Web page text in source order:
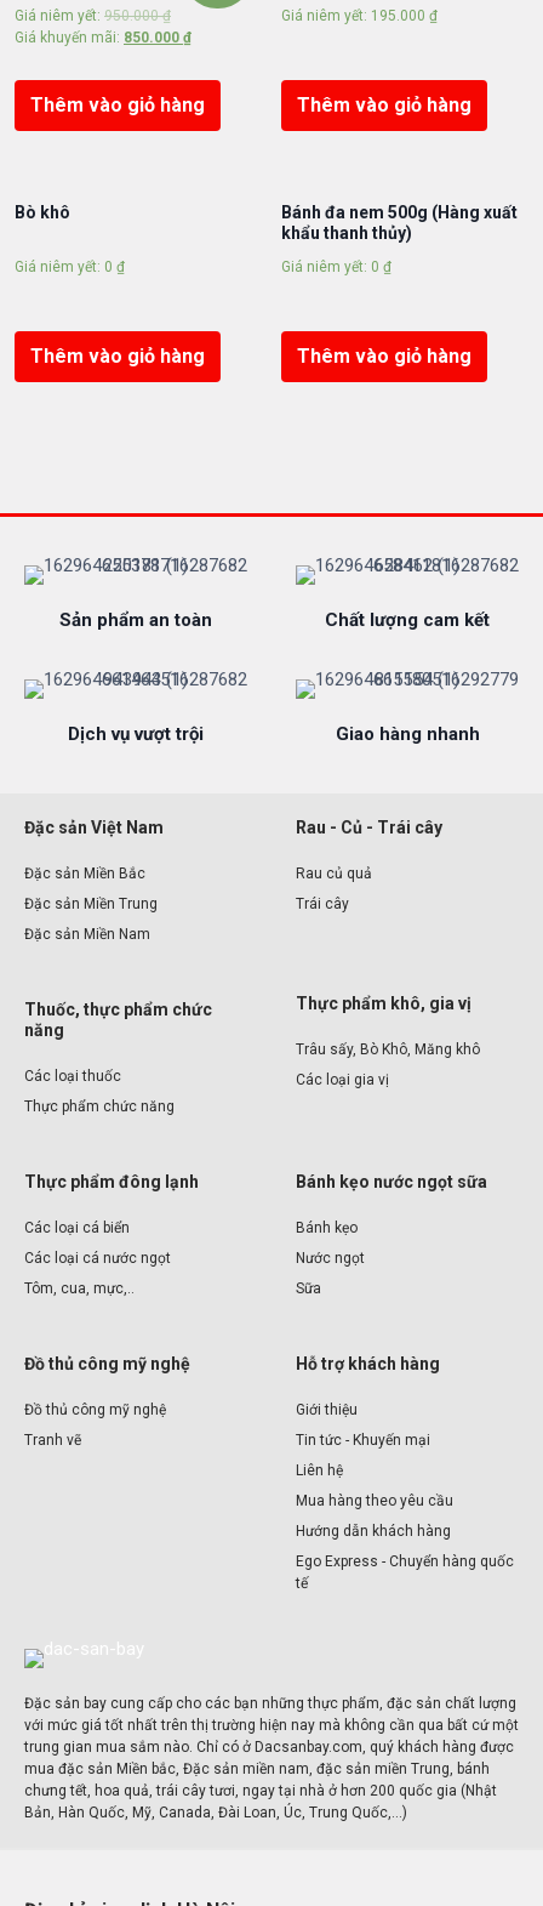
ạ
i
v
ố
ư
g
Giá niêm yết: 950.000₫
Giá khuyến mãi: 850.000 ₫
Thêm vào giỏ hàng
Giá niêm yết: 195.000₫
Thêm vào giỏ hàng
Bò khô
Giá niêm yết: 0 ₫
Thêm vào giỏ hàng
Bánh đa nem 500g (Hàng xuất
khẩu thanh thủy)
Giá niêm yết: 0₫
Thêm vào giỏ hàng
Sản phẩm an toàn Chất lượng cam kết
Dịch vụ vượt trội Giao hàng nhanh
Đặc sản Việt Nam
Đặc sản Miền Bắc
Đặc sản Miền Trung
Đặc sản Miền Nam
Thuốc, thực phẩm chức
năng
Các loại thuốc
Thực phẩm chức năng
Rau - Củ - Trái cây
Rau củ quả
Trái cây
Thực phẩm khô, gia vị
Trâu sấy, Bò Khô, Măng khô
Các loại gia vị
Thực phẩm đông lạnh
Các loại cá biển
Các loại cá nước ngọt
Tôm, cua, mực,..
Đồ thủ công mỹ nghệ
Đồ thủ công mỹ nghệ
Tranh vẽ
Bánh kẹo nước ngọt sữa
Bánh kẹo
Nước ngọt
Sữa
Hỗ trợ khách hàng
Giới thiệu
Tin tức - Khuyến mại
Liên hệ
Mua hàng theo yêu cầu
Hướng dẫn khách hàng
Ego Express - Chuyển hàng quốc
tế
Đặc sản bay cung cấp cho các bạn những thực phẩm, đặc sản chất lượng
với mức giá tốt nhất trên thị trường hiện nay mà không cần qua bất cứ một
trung gian mua sắm nào. Chỉ có ở Dacsanbay.com, quý khách hàng được
mua đặc sản Miền bắc, Đặc sản miền nam, đặc sản miền Trung, bánh
chưng tết, hoa quả, trái cây tươi, ngay tại nhà ở hơn 200 quốc gia (Nhật
Bản, Hàn Quốc, Mỹ, Canada, Đài Loan, Úc, Trung Quốc,...)